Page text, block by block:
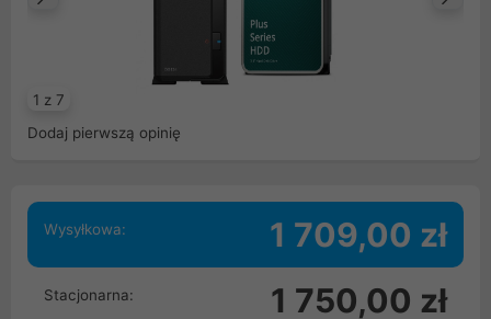
1 z 7
Dodaj pierwszą opinię
Wysyłkowa: 1 709,00 zł
Stacjonarna: 1 750,00 zł